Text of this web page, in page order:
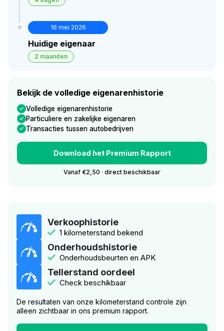
16 mei 2026
Huidige eigenaar
2 maanden
Bekijk de volledige eigenarenhistorie
Volledige eigenarenhistorie
Particuliere en zakelijke eigenaren
Transacties tussen autobedrijven
Download het Premium Rapport
Vanaf €2,50 · direct beschikbaar
Verkoophistorie
1 kilometerstand bekend
Onderhoudshistorie
Onderhoudsbeurten en APK
Tellerstand oordeel
Check beschikbaar
De resultaten van onze kilometerstand controle zijn
alleen zichtbaar in ons premium rapport.